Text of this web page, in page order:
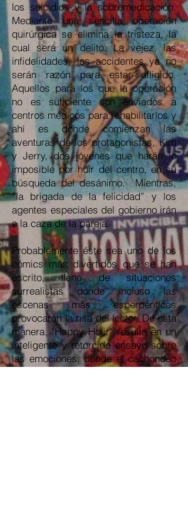
los suicidios y la sobremedicación.
Mediante una sencilla operación
quirúrgica se elimina la tristeza, la
cual será un delito. La vejez, las
infidelidades, los accidentes ya no
serán razón para estar afligido.
Aquellos para los que la operación
no es suficiente son enviados a
centros médicos para rehabilitarlos y
ahí es donde comienzan las
aventuras de los protagonistas, Kim
y Jerry, dos jóvenes que harán lo
imposible por huir del centro, en su
búsqueda del desánimo. Mientras,
“la brigada de la felicidad” y los
agentes especiales del gobierno irán
a la caza de la pareja.
Probablemente éste sea uno de los
cómics más divertidos que se han
escrito, lleno de situaciones
surrealistas donde incluso las
escenas más esperpénticas
provocarán la risa del lector. De esta
manera, "Happy Hour" resulta en un
inteligente y retorcido ensayo sobre
las emociones, donde el cachondeo